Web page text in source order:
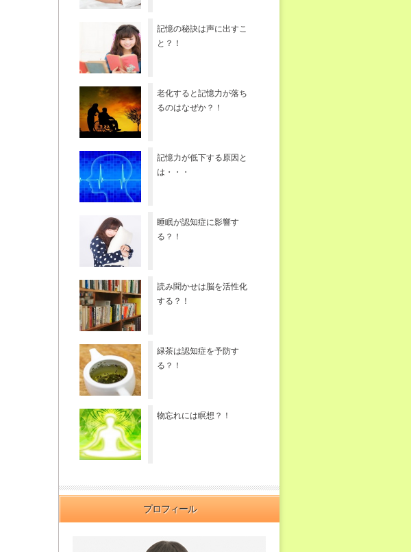
記憶の秘訣は声に出すこ
と？！
老化すると記憶力が落ち
るのはなぜか？！
記憶力が低下する原因と
は・・・
睡眠が認知症に影響す
る？！
読み聞かせは脳を活性化
する？！
緑茶は認知症を予防す
る？！
物忘れには瞑想？！
プロフィール